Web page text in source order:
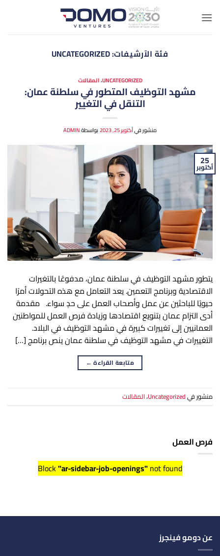
للمحتوى
فئة الآرشيفات:UNCATEGORIZED
UNCATEGORIZED،المقالات
مشهد التوظيف المتطور في سلطنة عمان:
التنقل في التغيير
منشور فيأكتوبر 25, 2023 بواسطةADMIN
25
أكتوبر
يتطور مشهد التوظيف في سلطنة عمان، مدفوعًا بالتغيرات
الاقتصادية وبرنامج التعمين. يعد التعامل مع هذه التحولات أمرًا
حيويًا للباحثين عن عمل وأصحاب العمل على حدٍ سواء. مقدمة
أدى التزام عمان بتنويع اقتصادها وزيادة فرص العمل للمواطنين
العمانيين إلى تغييرات كبيرة في مشهد التوظيف في البلاد.
التغييرات في مشهد التوظيف في سلطنة عمان ينص برنامج […]
متابعة القراءة ←
منشور فيUncategorized،المقالات
فرص العمل
Block"ar-sidebar-job-openings"not found
عن دومو فينجرز